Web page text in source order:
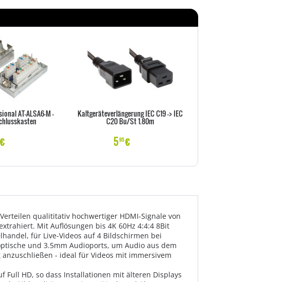
AT-ALSA6-M - Kaltgeräteverlängerung IEC C19 -> IEC
C20 Bu/St 1.80m
595€
qualititativ hochwertiger HDMI-Signale von
Mit Auflösungen bis 4K 60Hz 4:4:4 8Bit
für Live-Videos auf 4 Bildschirmen bei
und 3.5mm Audioports, um Audio aus dem
- ideal für Videos mit immersivem
Full HD, so dass Installationen mit älteren Displays